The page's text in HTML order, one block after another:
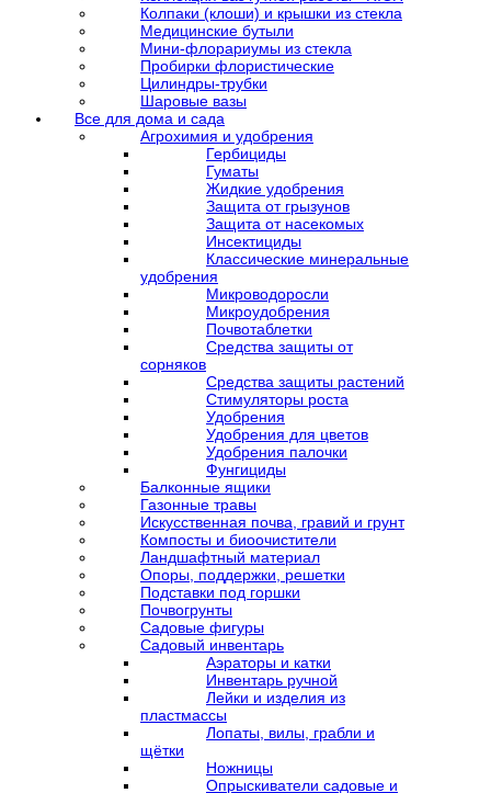
Колпаки (клоши) и крышки из стекла
Медицинские бутыли
Мини-флорариумы из стекла
Пробирки флористические
Цилиндры-трубки
Шаровые вазы
Все для дома и сада
Агрохимия и удобрения
Гербициды
Гуматы
Жидкие удобрения
Защита от грызунов
Защита от насекомых
Инсектициды
Классические минеральные
удобрения
Микроводоросли
Микроудобрения
Почвотаблетки
Средства защиты от
сорняков
Средства защиты растений
Стимуляторы роста
Удобрения
Удобрения для цветов
Удобрения палочки
Фунгициды
Балконные ящики
Газонные травы
Искусственная почва, гравий и грунт
Компосты и биоочистители
Ландшафтный материал
Опоры, поддержки, решетки
Подставки под горшки
Почвогрунты
Садовые фигуры
Садовый инвентарь
Аэраторы и катки
Инвентарь ручной
Лейки и изделия из
пластмассы
Лопаты, вилы, грабли и
щётки
Ножницы
Опрыскиватели садовые и